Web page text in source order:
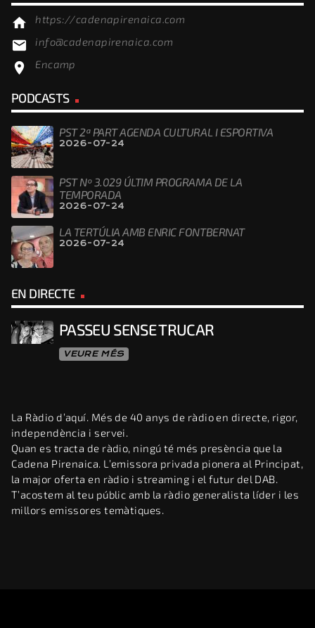
home https://cadenapirenaica.com
email info@cadenapirenaica.com
location_on Encamp
PODCASTS
PST 2ª PART AGENDA CULTURAL I ESPORTIVA
2026-07-24
PST Nº 3.029 ÚLTIM PROGRAMA DE LA
TEMPORADA
2026-07-24
LA TERTÚLIA AMB ENRIC FONTBERNAT
2026-07-24
EN DIRECTE
PASSEU SENSE TRUCAR
VEURE MÉS
La Ràdio d’aquí. Més de 40 anys de ràdio en directe, rigor,
independència i servei.
Quan es tracta de ràdio, ningú té més presència que la
Cadena Pirenaica. L’emissora privada pionera al Principat,
la major oferta en ràdio i streaming i el futur del DAB.
T’acostem al teu públic amb la ràdio generalista líder i les
millors emissores temàtiques.